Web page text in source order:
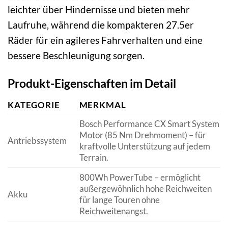
leichter über Hindernisse und bieten mehr
Laufruhe, während die kompakteren 27.5er
Räder für ein agileres Fahrverhalten und eine
bessere Beschleunigung sorgen.
Produkt-Eigenschaften im Detail
KATEGORIE MERKMAL
Antriebssystem
Bosch Performance CX Smart System
Motor (85 Nm Drehmoment) – für
kraftvolle Unterstützung auf jedem
Terrain.
Akku
800Wh PowerTube – ermöglicht
außergewöhnlich hohe Reichweiten
für lange Touren ohne
Reichweitenangst.